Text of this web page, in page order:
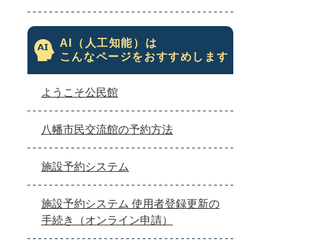
AI（人工知能）は
こんなページをおすすめします
ようこそ公民館
八幡市民交流館の予約方法
施設予約システム
施設予約システム 使用者登録更新の
手続き（オンライン申請）